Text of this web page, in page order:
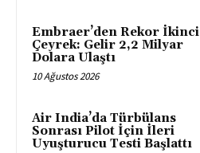
Embraer’den Rekor İkinci
Çeyrek: Gelir 2,2 Milyar
Dolara Ulaştı
10 Ağustos 2026
Air India’da Türbülans
Sonrası Pilot İçin İleri
Uyuşturucu Testi Başlattı